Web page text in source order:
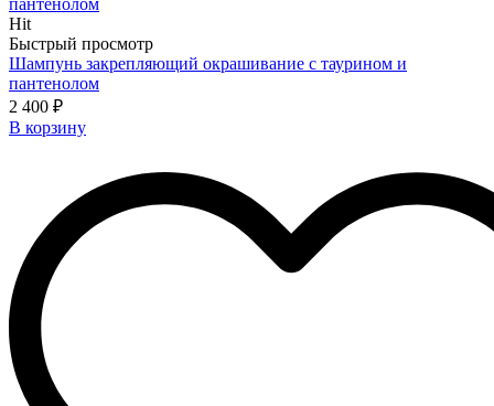
Hit
Быстрый просмотр
Шампунь закрепляющий окрашивание с таурином и
пантенолом
2 400 ₽
В корзину